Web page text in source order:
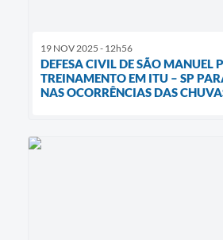
19 NOV 2025 - 12h56
DEFESA CIVIL DE SÃO MANUEL
TREINAMENTO EM ITU – SP
NAS OCORRÊNCIAS DAS